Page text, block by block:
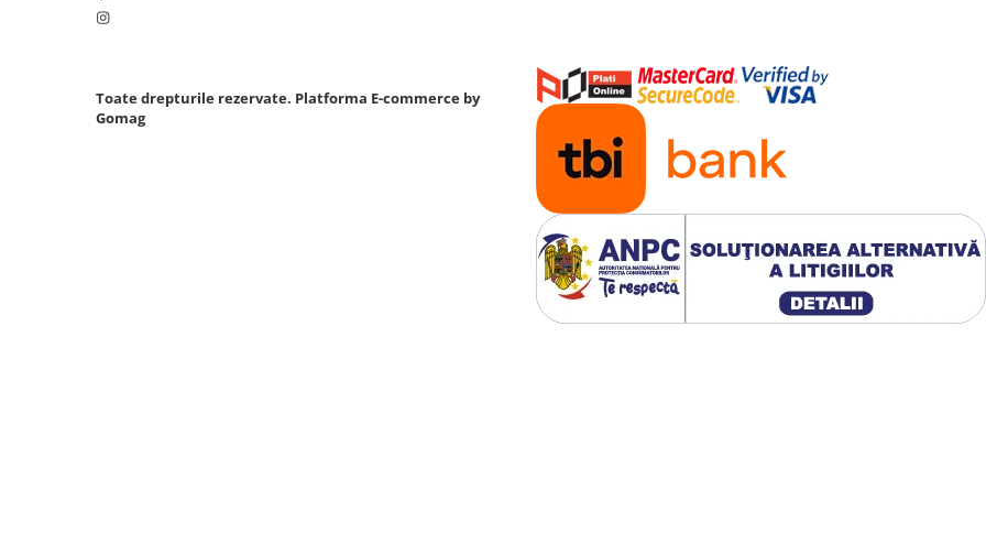
Sistem directie
Sisteme de ridicare si sustinere
Toate drepturile rezervate. Platforma E-commerce by
Gomag